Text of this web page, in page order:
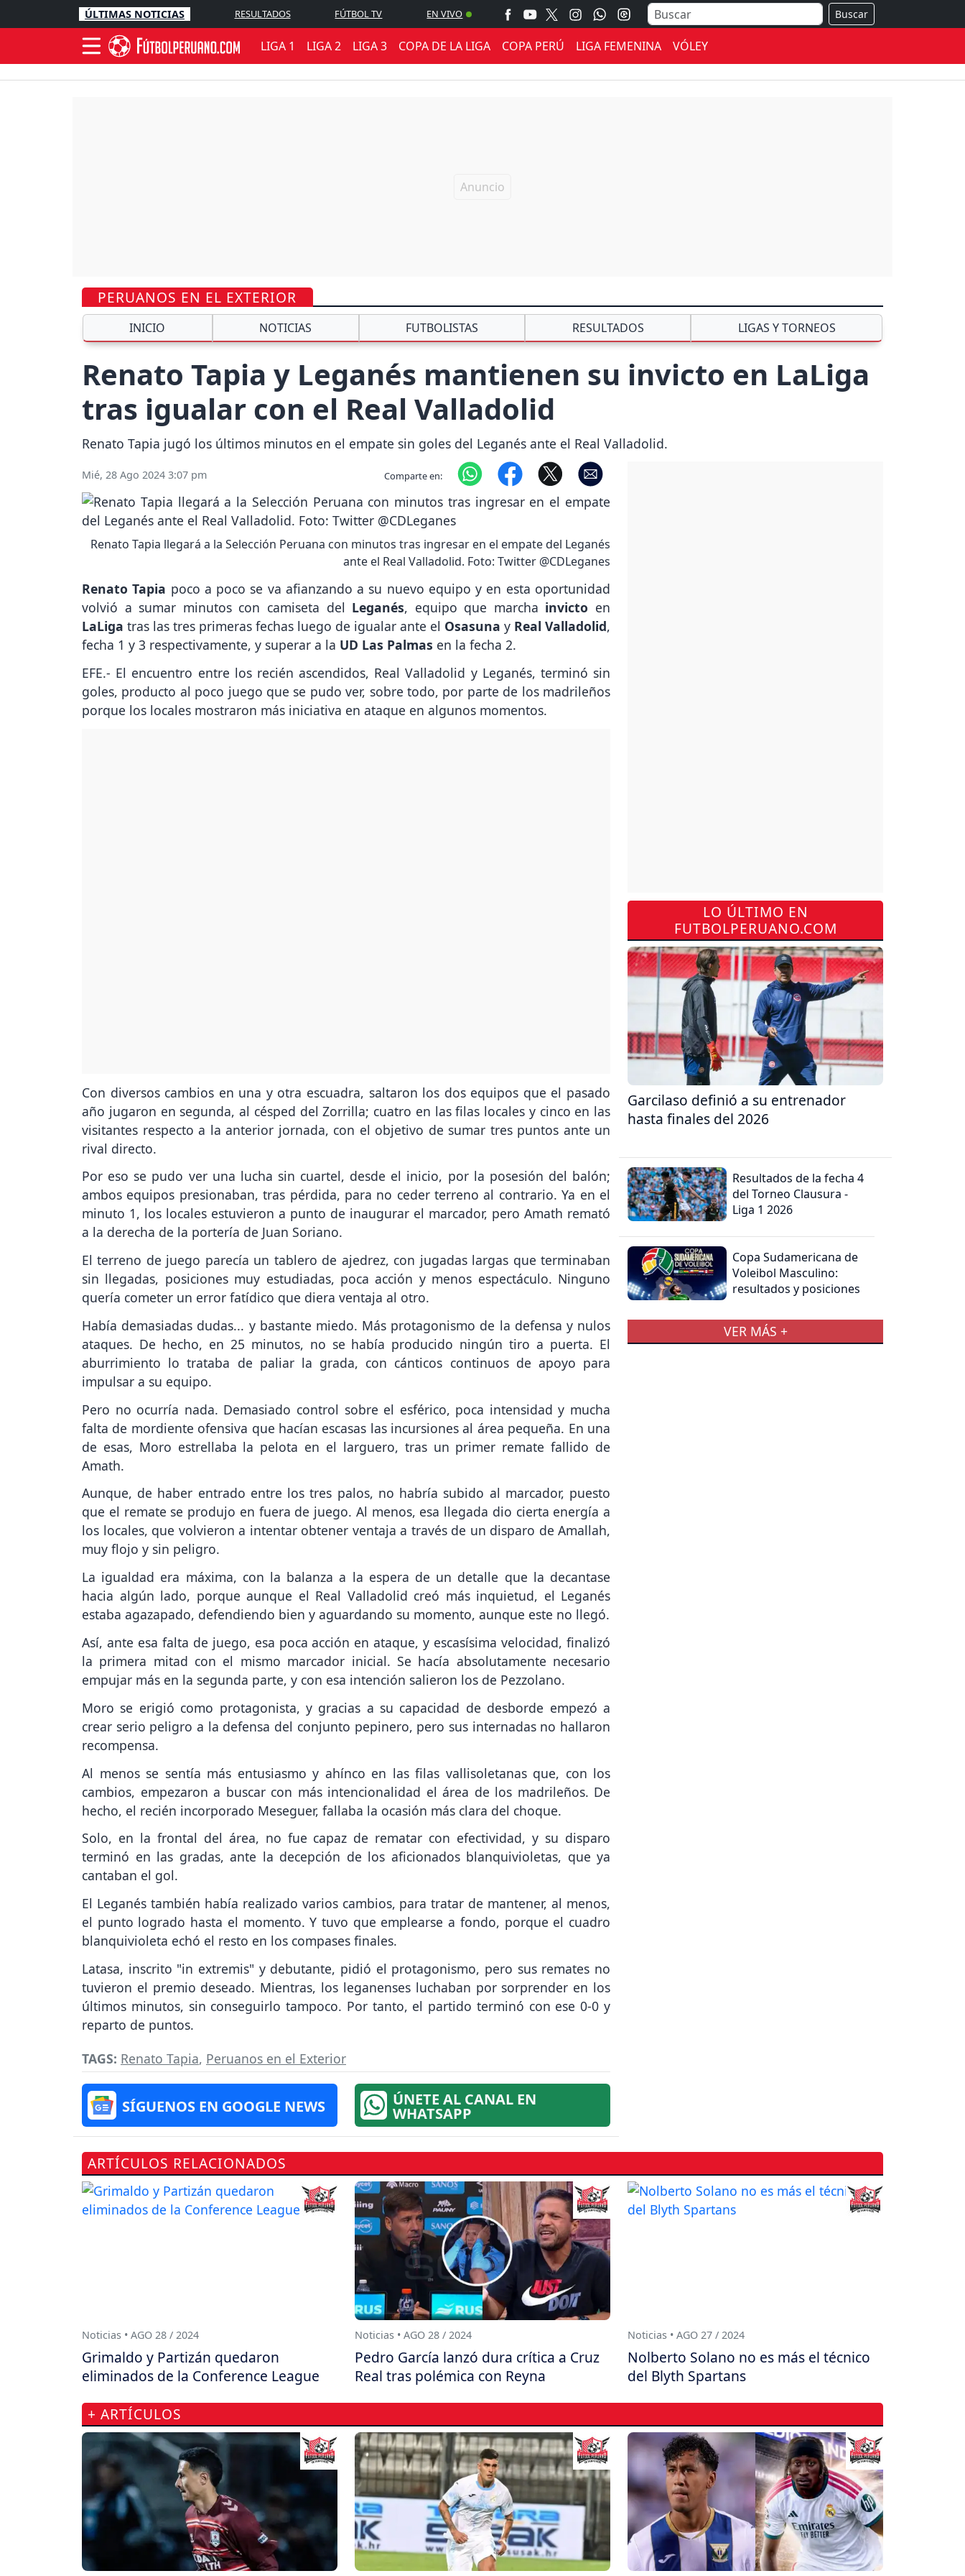
ÚLTIMAS NOTICIAS RESULTADOS FÚTBOL TV EN VIVO Buscar
LIGA 1 LIGA 2 LIGA 3 COPA DE LA LIGA COPA PERÚ LIGA FEMENINA VÓLEY
PERUANOS EN EL EXTERIOR
INICIO NOTICIAS FUTBOLISTAS RESULTADOS LIGAS Y TORNEOS
Renato Tapia y Leganés mantienen su invicto en LaLiga
tras igualar con el Real Valladolid
Renato Tapia jugó los últimos minutos en el empate sin goles del Leganés ante el Real Valladolid.
Mié, 28 Ago 2024 3:07 pm Comparte en:
Renato Tapia llegará a la Selección Peruana con minutos tras ingresar en el empate del Leganés
ante el Real Valladolid. Foto: Twitter @CDLeganes
Renato Tapia poco a poco se va afianzando a su nuevo equipo y en esta oportunidad
volvió a sumar minutos con camiseta del Leganés, equipo que marcha invicto en
LaLiga tras las tres primeras fechas luego de igualar ante el Osasuna y Real Valladolid,
fecha 1 y 3 respectivamente, y superar a la UD Las Palmas en la fecha 2.
EFE.- El encuentro entre los recién ascendidos, Real Valladolid y Leganés, terminó sin
goles, producto al poco juego que se pudo ver, sobre todo, por parte de los madrileños
porque los locales mostraron más iniciativa en ataque en algunos momentos.
Con diversos cambios en una y otra escuadra, saltaron los dos equipos que el pasado
año jugaron en segunda, al césped del Zorrilla; cuatro en las filas locales y cinco en las
visitantes respecto a la anterior jornada, con el objetivo de sumar tres puntos ante un
rival directo.
Por eso se pudo ver una lucha sin cuartel, desde el inicio, por la posesión del balón;
ambos equipos presionaban, tras pérdida, para no ceder terreno al contrario. Ya en el
minuto 1, los locales estuvieron a punto de inaugurar el marcador, pero Amath remató
a la derecha de la portería de Juan Soriano.
El terreno de juego parecía un tablero de ajedrez, con jugadas largas que terminaban
sin llegadas, posiciones muy estudiadas, poca acción y menos espectáculo. Ninguno
quería cometer un error fatídico que diera ventaja al otro.
Había demasiadas dudas... y bastante miedo. Más protagonismo de la defensa y nulos
ataques. De hecho, en 25 minutos, no se había producido ningún tiro a puerta. El
aburrimiento lo trataba de paliar la grada, con cánticos continuos de apoyo para
impulsar a su equipo.
Pero no ocurría nada. Demasiado control sobre el esférico, poca intensidad y mucha
falta de mordiente ofensiva que hacían escasas las incursiones al área pequeña. En una
de esas, Moro estrellaba la pelota en el larguero, tras un primer remate fallido de
Amath.
Aunque, de haber entrado entre los tres palos, no habría subido al marcador, puesto
que el remate se produjo en fuera de juego. Al menos, esa llegada dio cierta energía a
los locales, que volvieron a intentar obtener ventaja a través de un disparo de Amallah,
muy flojo y sin peligro.
La igualdad era máxima, con la balanza a la espera de un detalle que la decantase
hacia algún lado, porque aunque el Real Valladolid creó más inquietud, el Leganés
estaba agazapado, defendiendo bien y aguardando su momento, aunque este no llegó.
Así, ante esa falta de juego, esa poca acción en ataque, y escasísima velocidad, finalizó
la primera mitad con el mismo marcador inicial. Se hacía absolutamente necesario
empujar más en la segunda parte, y con esa intención salieron los de Pezzolano.
Moro se erigió como protagonista, y gracias a su capacidad de desborde empezó a
crear serio peligro a la defensa del conjunto pepinero, pero sus internadas no hallaron
recompensa.
Al menos se sentía más entusiasmo y ahínco en las filas vallisoletanas que, con los
cambios, empezaron a buscar con más intencionalidad el área de los madrileños. De
hecho, el recién incorporado Meseguer, fallaba la ocasión más clara del choque.
Solo, en la frontal del área, no fue capaz de rematar con efectividad, y su disparo
terminó en las gradas, ante la decepción de los aficionados blanquivioletas, que ya
cantaban el gol.
El Leganés también había realizado varios cambios, para tratar de mantener, al menos,
el punto logrado hasta el momento. Y tuvo que emplearse a fondo, porque el cuadro
blanquivioleta echó el resto en los compases finales.
Latasa, inscrito "in extremis" y debutante, pidió el protagonismo, pero sus remates no
tuvieron el premio deseado. Mientras, los leganenses luchaban por sorprender en los
últimos minutos, sin conseguirlo tampoco. Por tanto, el partido terminó con ese 0-0 y
reparto de puntos.
TAGS: Renato Tapia, Peruanos en el Exterior
SÍGUENOS EN GOOGLE NEWS ÚNETE AL CANAL EN
WHATSAPP
LO ÚLTIMO EN
FUTBOLPERUANO.COM
Garcilaso definió a su entrenador
hasta finales del 2026
Resultados de la fecha 4
del Torneo Clausura -
Liga 1 2026
Copa Sudamericana de
Voleibol Masculino:
resultados y posiciones
VER MÁS +
ARTÍCULOS RELACIONADOS
Noticias • AGO 28 / 2024
Grimaldo y Partizán quedaron
eliminados de la Conference League
Noticias • AGO 28 / 2024
Pedro García lanzó dura crítica a Cruz
Real tras polémica con Reyna
Noticias • AGO 27 / 2024
Nolberto Solano no es más el técnico
del Blyth Spartans
+ ARTÍCULOS